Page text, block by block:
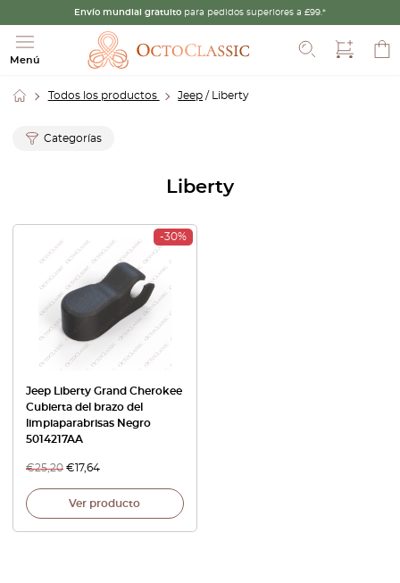
Envío mundial gratuito para pedidos superiores a £99.*
Menú
Todos los productos Jeep / Liberty
Categorías
Liberty
-30%
Jeep Liberty Grand Cherokee
Cubierta del brazo del
limpiaparabrisas Negro
5014217AA
€25,20 €17,64
Ver producto